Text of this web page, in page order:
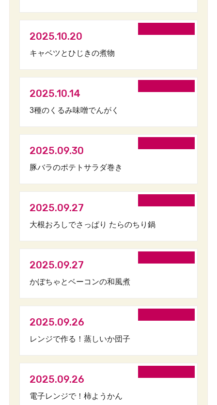
2025.10.20
キャベツとひじきの煮物
2025.10.14
3種のくるみ味噌でんがく
2025.09.30
豚バラのポテトサラダ巻き
2025.09.27
大根おろしでさっぱり たらのちり鍋
2025.09.27
かぼちゃとベーコンの和風煮
2025.09.26
レンジで作る！蒸しいか団子
2025.09.26
電子レンジで！柿ようかん